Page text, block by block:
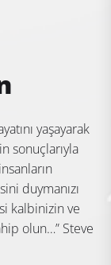
yaşayarak
sonuçlarıyla
duymanızı
kalbinizin ve
olun…” Steve